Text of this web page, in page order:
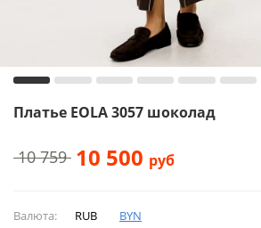
Платье EOLA 3057 шоколад
10 759 10 500 руб
Валюта: RUB BYN